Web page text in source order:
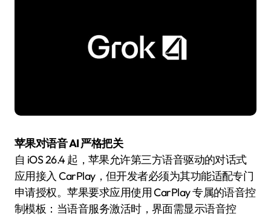
苹果对语音 AI 严格把关
自 iOS 26.4 起，苹果允许第三方语音驱动的对话式
应用接入 CarPlay，但开发者必须为其功能适配专门
申请授权。苹果要求应用使用 CarPlay 专属的语音控
制模板：当语音服务激活时，界面需显示语音控